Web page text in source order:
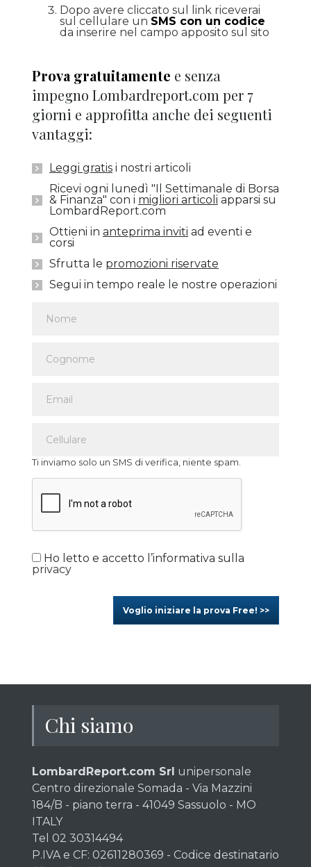
Dopo avere cliccato sul link riceverai
sul cellulare un SMS con un codice
da inserire nel campo apposito sul sito
Prova gratuitamente e senza
impegno Lombardreport.com per 7
giorni e approfitta anche dei seguenti
vantaggi:
Leggi gratis i nostri articoli
Ricevi ogni lunedì "Il Settimanale di Borsa
& Finanza" con i migliori articoli apparsi su
LombardReport.com
Ottieni in anteprima inviti ad eventi e
corsi
Sfrutta le promozioni riservate
Segui in tempo reale le nostre operazioni
Ti inviamo solo un SMS di verifica, niente spam.
Ho letto e accetto l’informativa sulla
privacy
Voglio iniziare la prova Free! >>
Chi siamo
LombardReport.com Srl unipersonale
Centro direzionale Somada - Via Mazzini
184/B - piano terra - 41049 Sassuolo - MO
ITALY
Tel 02 30314494
P.IVA e CF: 02611280369 - Codice destinatario